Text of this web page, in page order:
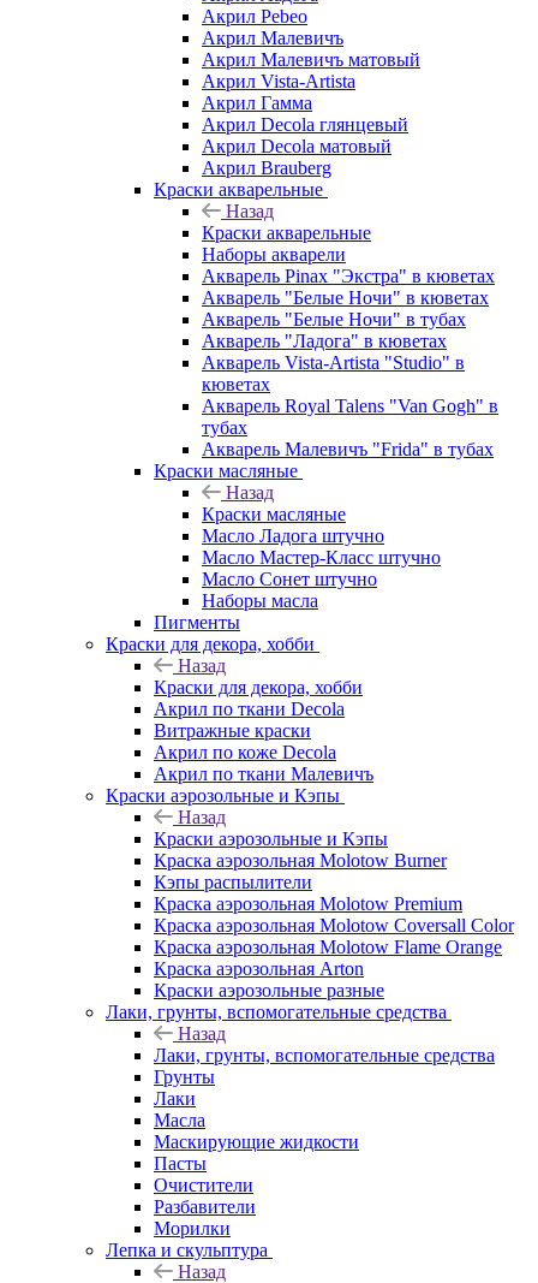
Акрил Pebeo
Акрил Малевичъ
Акрил Малевичъ матовый
Акрил Vista-Artista
Акрил Гамма
Акрил Decola глянцевый
Акрил Decola матовый
Акрил Brauberg
Краски акварельные
Назад
Краски акварельные
Наборы акварели
Акварель Pinax "Экстра" в кюветах
Акварель "Белые Ночи" в кюветах
Акварель "Белые Ночи" в тубах
Акварель "Ладога" в кюветах
Акварель Vista-Artista "Studio" в
кюветах
Акварель Royal Talens "Van Gogh" в
тубах
Акварель Малевичъ "Frida" в тубах
Краски масляные
Назад
Краски масляные
Масло Ладога штучно
Масло Мастер-Класс штучно
Масло Сонет штучно
Наборы масла
Пигменты
Краски для декора, хобби
Назад
Краски для декора, хобби
Акрил по ткани Decola
Витражные краски
Акрил по коже Decola
Акрил по ткани Малевичъ
Краски аэрозольные и Кэпы
Назад
Краски аэрозольные и Кэпы
Краска аэрозольная Molotow Burner
Кэпы распылители
Краска аэрозольная Molotow Premium
Краска аэрозольная Molotow Coversall Color
Краска аэрозольная Molotow Flame Orange
Краска аэрозольная Arton
Краски аэрозольные разные
Лаки, грунты, вспомогательные средства
Назад
Лаки, грунты, вспомогательные средства
Грунты
Лаки
Масла
Маскирующие жидкости
Пасты
Очистители
Разбавители
Морилки
Лепка и скульптура
Назад